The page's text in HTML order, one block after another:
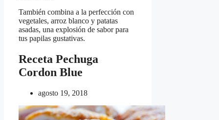
También combina a la perfección con
vegetales, arroz blanco y patatas
asadas, una explosión de sabor para
tus papilas gustativas.
Receta Pechuga
Cordon Blue
agosto 19, 2018